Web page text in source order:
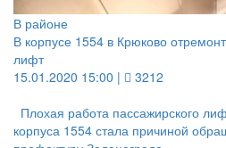
В районе
В корпусе 1554 в Крюково
лифт
15.01.2020 15:00 |
3212
Плохая работа пассажирского
корпуса 1554 стала причиной